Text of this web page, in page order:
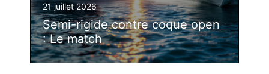
21 juillet 2026
Semi-rigide contre coque open
: Le match